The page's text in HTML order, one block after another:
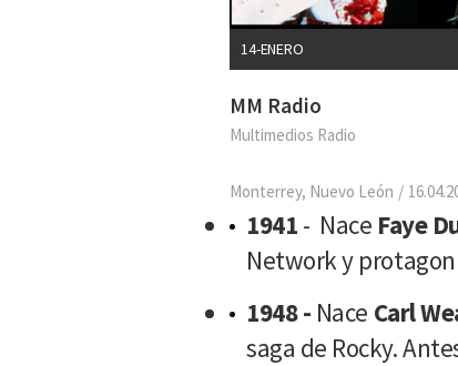
14-ENERO
MM Radio
Multimedios Radio
Monterrey, Nuevo León
1941 - Nace Faye
Network y
1948 - Nace Carl
saga de Rocky.